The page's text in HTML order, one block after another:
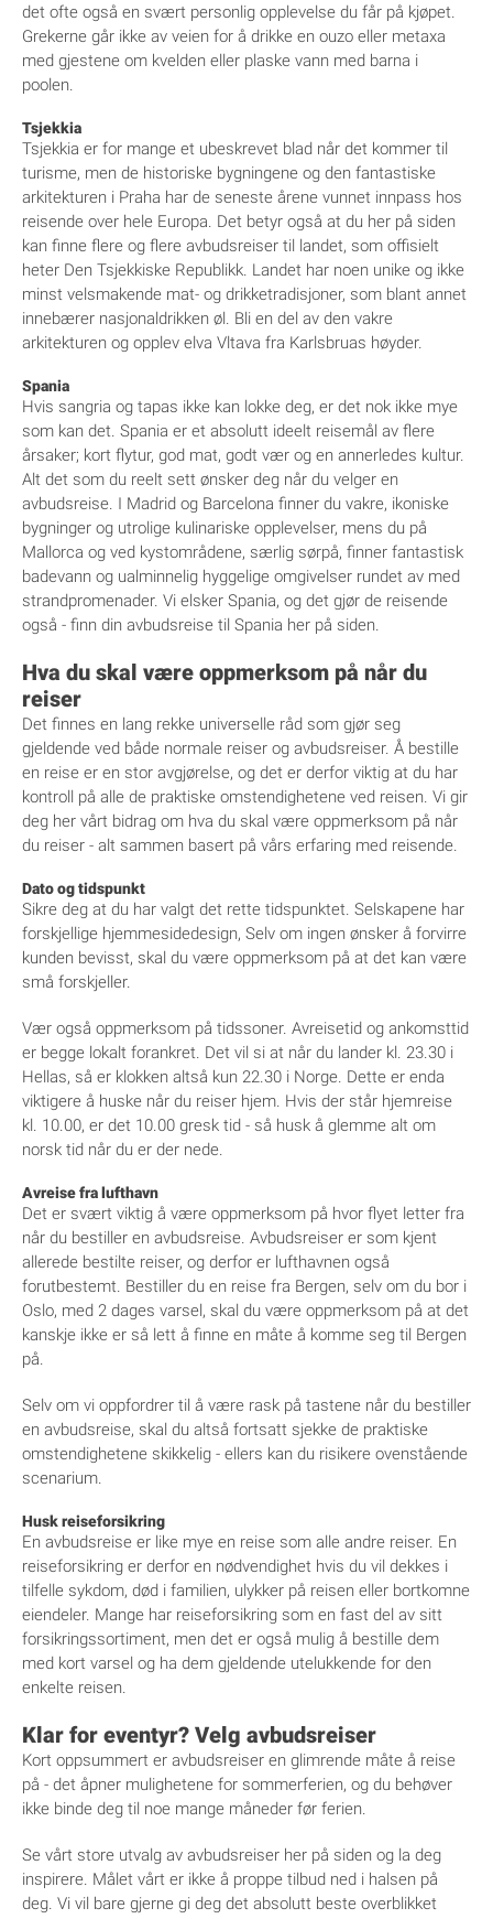
det ofte også en svært personlig opplevelse du får på kjøpet.
Grekerne går ikke av veien for å drikke en ouzo eller metaxa
med gjestene om kvelden eller plaske vann med barna i
poolen.
Tsjekkia
Tsjekkia er for mange et ubeskrevet blad når det kommer til
turisme, men de historiske bygningene og den fantastiske
arkitekturen i Praha har de seneste årene vunnet innpass hos
reisende over hele Europa. Det betyr også at du her på siden
kan finne flere og flere avbudsreiser til landet, som offisielt
heter Den Tsjekkiske Republikk. Landet har noen unike og ikke
minst velsmakende mat- og drikketradisjoner, som blant annet
innebærer nasjonaldrikken øl. Bli en del av den vakre
arkitekturen og opplev elva Vltava fra Karlsbruas høyder.
Spania
Hvis sangria og tapas ikke kan lokke deg, er det nok ikke mye
som kan det. Spania er et absolutt ideelt reisemål av flere
årsaker; kort flytur, god mat, godt vær og en annerledes kultur.
Alt det som du reelt sett ønsker deg når du velger en
avbudsreise. I Madrid og Barcelona finner du vakre, ikoniske
bygninger og utrolige kulinariske opplevelser, mens du på
Mallorca og ved kystområdene, særlig sørpå, finner fantastisk
badevann og ualminnelig hyggelige omgivelser rundet av med
strandpromenader. Vi elsker Spania, og det gjør de reisende
også - finn din avbudsreise til Spania her på siden.
Hva du skal være oppmerksom på når du
reiser
Det finnes en lang rekke universelle råd som gjør seg
gjeldende ved både normale reiser og avbudsreiser. Å bestille
en reise er en stor avgjørelse, og det er derfor viktig at du har
kontroll på alle de praktiske omstendighetene ved reisen. Vi gir
deg her vårt bidrag om hva du skal være oppmerksom på når
du reiser - alt sammen basert på vårs erfaring med reisende.
Dato og tidspunkt
Sikre deg at du har valgt det rette tidspunktet. Selskapene har
forskjellige hjemmesidedesign, Selv om ingen ønsker å forvirre
kunden bevisst, skal du være oppmerksom på at det kan være
små forskjeller.
Vær også oppmerksom på tidssoner. Avreisetid og ankomsttid
er begge lokalt forankret. Det vil si at når du lander kl. 23.30 i
Hellas, så er klokken altså kun 22.30 i Norge. Dette er enda
viktigere å huske når du reiser hjem. Hvis der står hjemreise
kl. 10.00, er det 10.00 gresk tid - så husk å glemme alt om
norsk tid når du er der nede.
Avreise fra lufthavn
Det er svært viktig å være oppmerksom på hvor flyet letter fra
når du bestiller en avbudsreise. Avbudsreiser er som kjent
allerede bestilte reiser, og derfor er lufthavnen også
forutbestemt. Bestiller du en reise fra Bergen, selv om du bor i
Oslo, med 2 dages varsel, skal du være oppmerksom på at det
kanskje ikke er så lett å finne en måte å komme seg til Bergen
på.
Selv om vi oppfordrer til å være rask på tastene når du bestiller
en avbudsreise, skal du altså fortsatt sjekke de praktiske
omstendighetene skikkelig - ellers kan du risikere ovenstående
scenarium.
Husk reiseforsikring
En avbudsreise er like mye en reise som alle andre reiser. En
reiseforsikring er derfor en nødvendighet hvis du vil dekkes i
tilfelle sykdom, død i familien, ulykker på reisen eller bortkomne
eiendeler. Mange har reiseforsikring som en fast del av sitt
forsikringssortiment, men det er også mulig å bestille dem
med kort varsel og ha dem gjeldende utelukkende for den
enkelte reisen.
Klar for eventyr? Velg avbudsreiser
Kort oppsummert er avbudsreiser en glimrende måte å reise
på - det åpner mulighetene for sommerferien, og du behøver
ikke binde deg til noe mange måneder før ferien.
Se vårt store utvalg av avbudsreiser her på siden og la deg
inspirere. Målet vårt er ikke å proppe tilbud ned i halsen på
deg. Vi vil bare gjerne gi deg det absolutt beste overblikket